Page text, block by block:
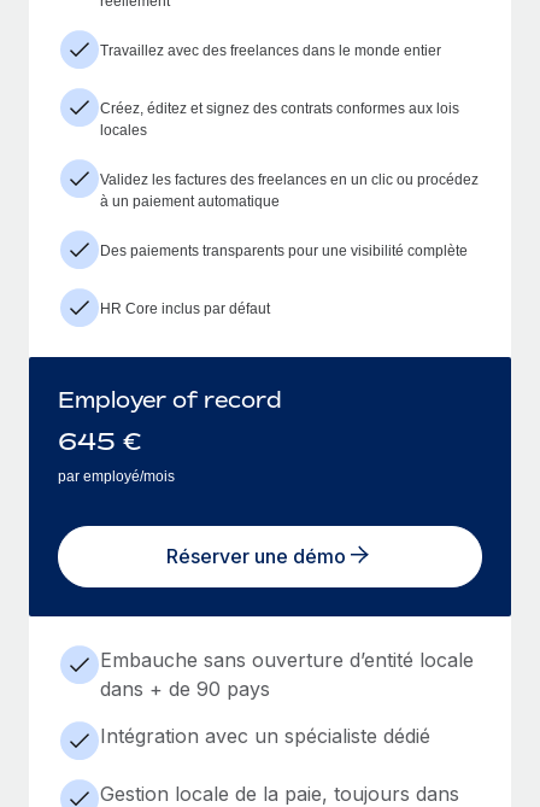
Travaillez avec des freelances dans le monde entier
Créez, éditez et signez des contrats conformes aux lois
locales
Validez les factures des freelances en un clic ou procédez
à un paiement automatique
Des paiements transparents pour une visibilité complète
HR Core inclus par défaut
Employer of record
645 €
par employé/mois
Réserver une démo
Embauche sans ouverture d’entité locale
dans + de 90 pays
Intégration avec un spécialiste dédié
Gestion locale de la paie, toujours dans